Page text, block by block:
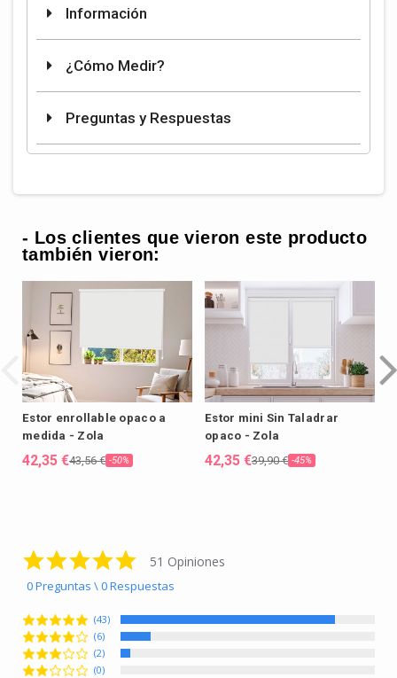
Información
¿Cómo Medir?
Preguntas y Respuestas
- Los clientes que vieron este producto
también vieron:
Estor enrollable opaco a
medida - Zola
42,35 €43,56 € -50%
Estor mini Sin Taladrar
opaco - Zola
42,35 €39,90 € -45%
4.8 star rating
51 Opiniones
0 Preguntas \ 0 Respuestas
(43)
(6)
(2)
(0)